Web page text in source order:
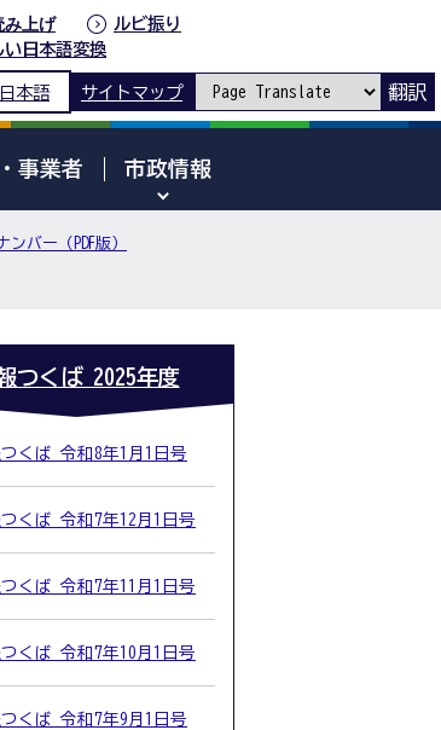
み上げ
ルビ振り
い日本語変換
本語 サイトマップ 翻訳
事業者 市政情報
バー（PDF版）
つくば 2025年度
くば 令和8年1月1日号
くば 令和7年12月1日号
くば 令和7年11月1日号
くば 令和7年10月1日号
くば 令和7年9月1日号